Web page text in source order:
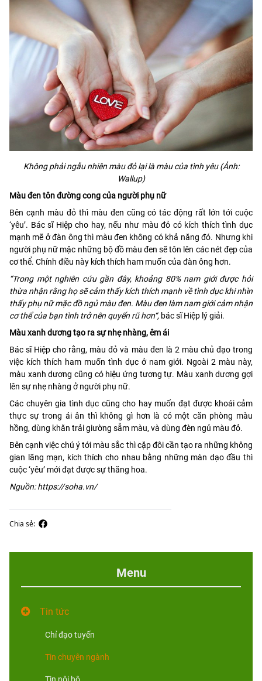
Không phải ngẫu nhiên màu đỏ lại là màu của tình yêu (Ảnh:
Wallup)
Màu đen tôn đường cong của người phụ nữ
Bên cạnh màu đỏ thì màu đen cũng có tác động rất lớn tới cuộc
‘yêu’. Bác sĩ Hiệp cho hay, nếu như màu đỏ có kích thích tình dục
mạnh mẽ ở đàn ông thì màu đen không có khả năng đó. Nhưng khi
người phụ nữ mặc những bộ đồ màu đen sẽ tôn lên các nét đẹp của
cơ thể. Chính điều này kích thích ham muốn của đàn ông hơn.
“Trong một nghiên cứu gần đây, khoảng 80% nam giới được hỏi
thừa nhận rằng họ sẽ cảm thấy kích thích mạnh về tình dục khi nhìn
thấy phụ nữ mặc đồ ngủ màu đen. Màu đen làm nam giới cảm nhận
cơ thể của bạn tình trở nên quyến rũ hơn“, bác sĩ Hiệp lý giải.
Màu xanh dương tạo ra sự nhẹ nhàng, êm ái
Bác sĩ Hiệp cho rằng, màu đỏ và màu đen là 2 màu chủ đạo trong
việc kích thích ham muốn tình dục ở nam giới. Ngoài 2 màu này,
màu xanh dương cũng có hiệu ứng tương tự. Màu xanh dương gợi
lên sự nhẹ nhàng ở người phụ nữ.
Các chuyên gia tình dục cũng cho hay muốn đạt được khoái cảm
thực sự trong ái ân thì không gì hơn là có một căn phòng màu
hồng, dùng khăn trải giường sẫm màu, và dùng đèn ngủ màu đỏ.
Bên cạnh việc chú ý tới màu sắc thì cặp đôi cần tạo ra những không
gian lãng mạn, kích thích cho nhau bằng những màn dạo đầu thì
cuộc ‘yêu’ mới đạt được sự thăng hoa.
Nguồn: https://soha.vn/
Chia sẻ:
Menu
Tin tức
Chỉ đạo tuyến
Tin chuyên ngành